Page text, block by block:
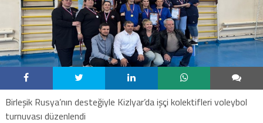
Birleşik Rusya’nın desteğiyle Kizlyar’da işçi kolektifleri voleybol
turnuvası düzenlendi